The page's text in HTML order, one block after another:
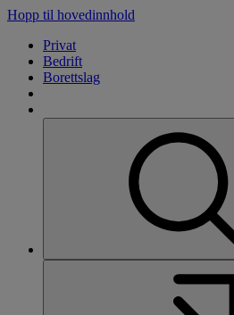
Hopp til hovedinnhold
Privat
Bedrift
Borettslag